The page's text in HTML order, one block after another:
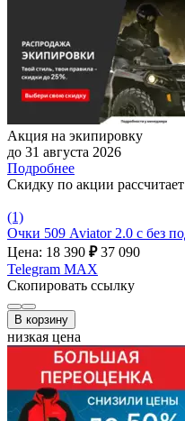
Акция на экипировку
до 31 августа 2026
Подробнее
Скидку по акции
(1)
Очки 509 Aviator 2.0 с без
Цена: 18 390 ₽ 37 090
Telegram MAX
Скопировать ссылку
В корзину
низкая цена